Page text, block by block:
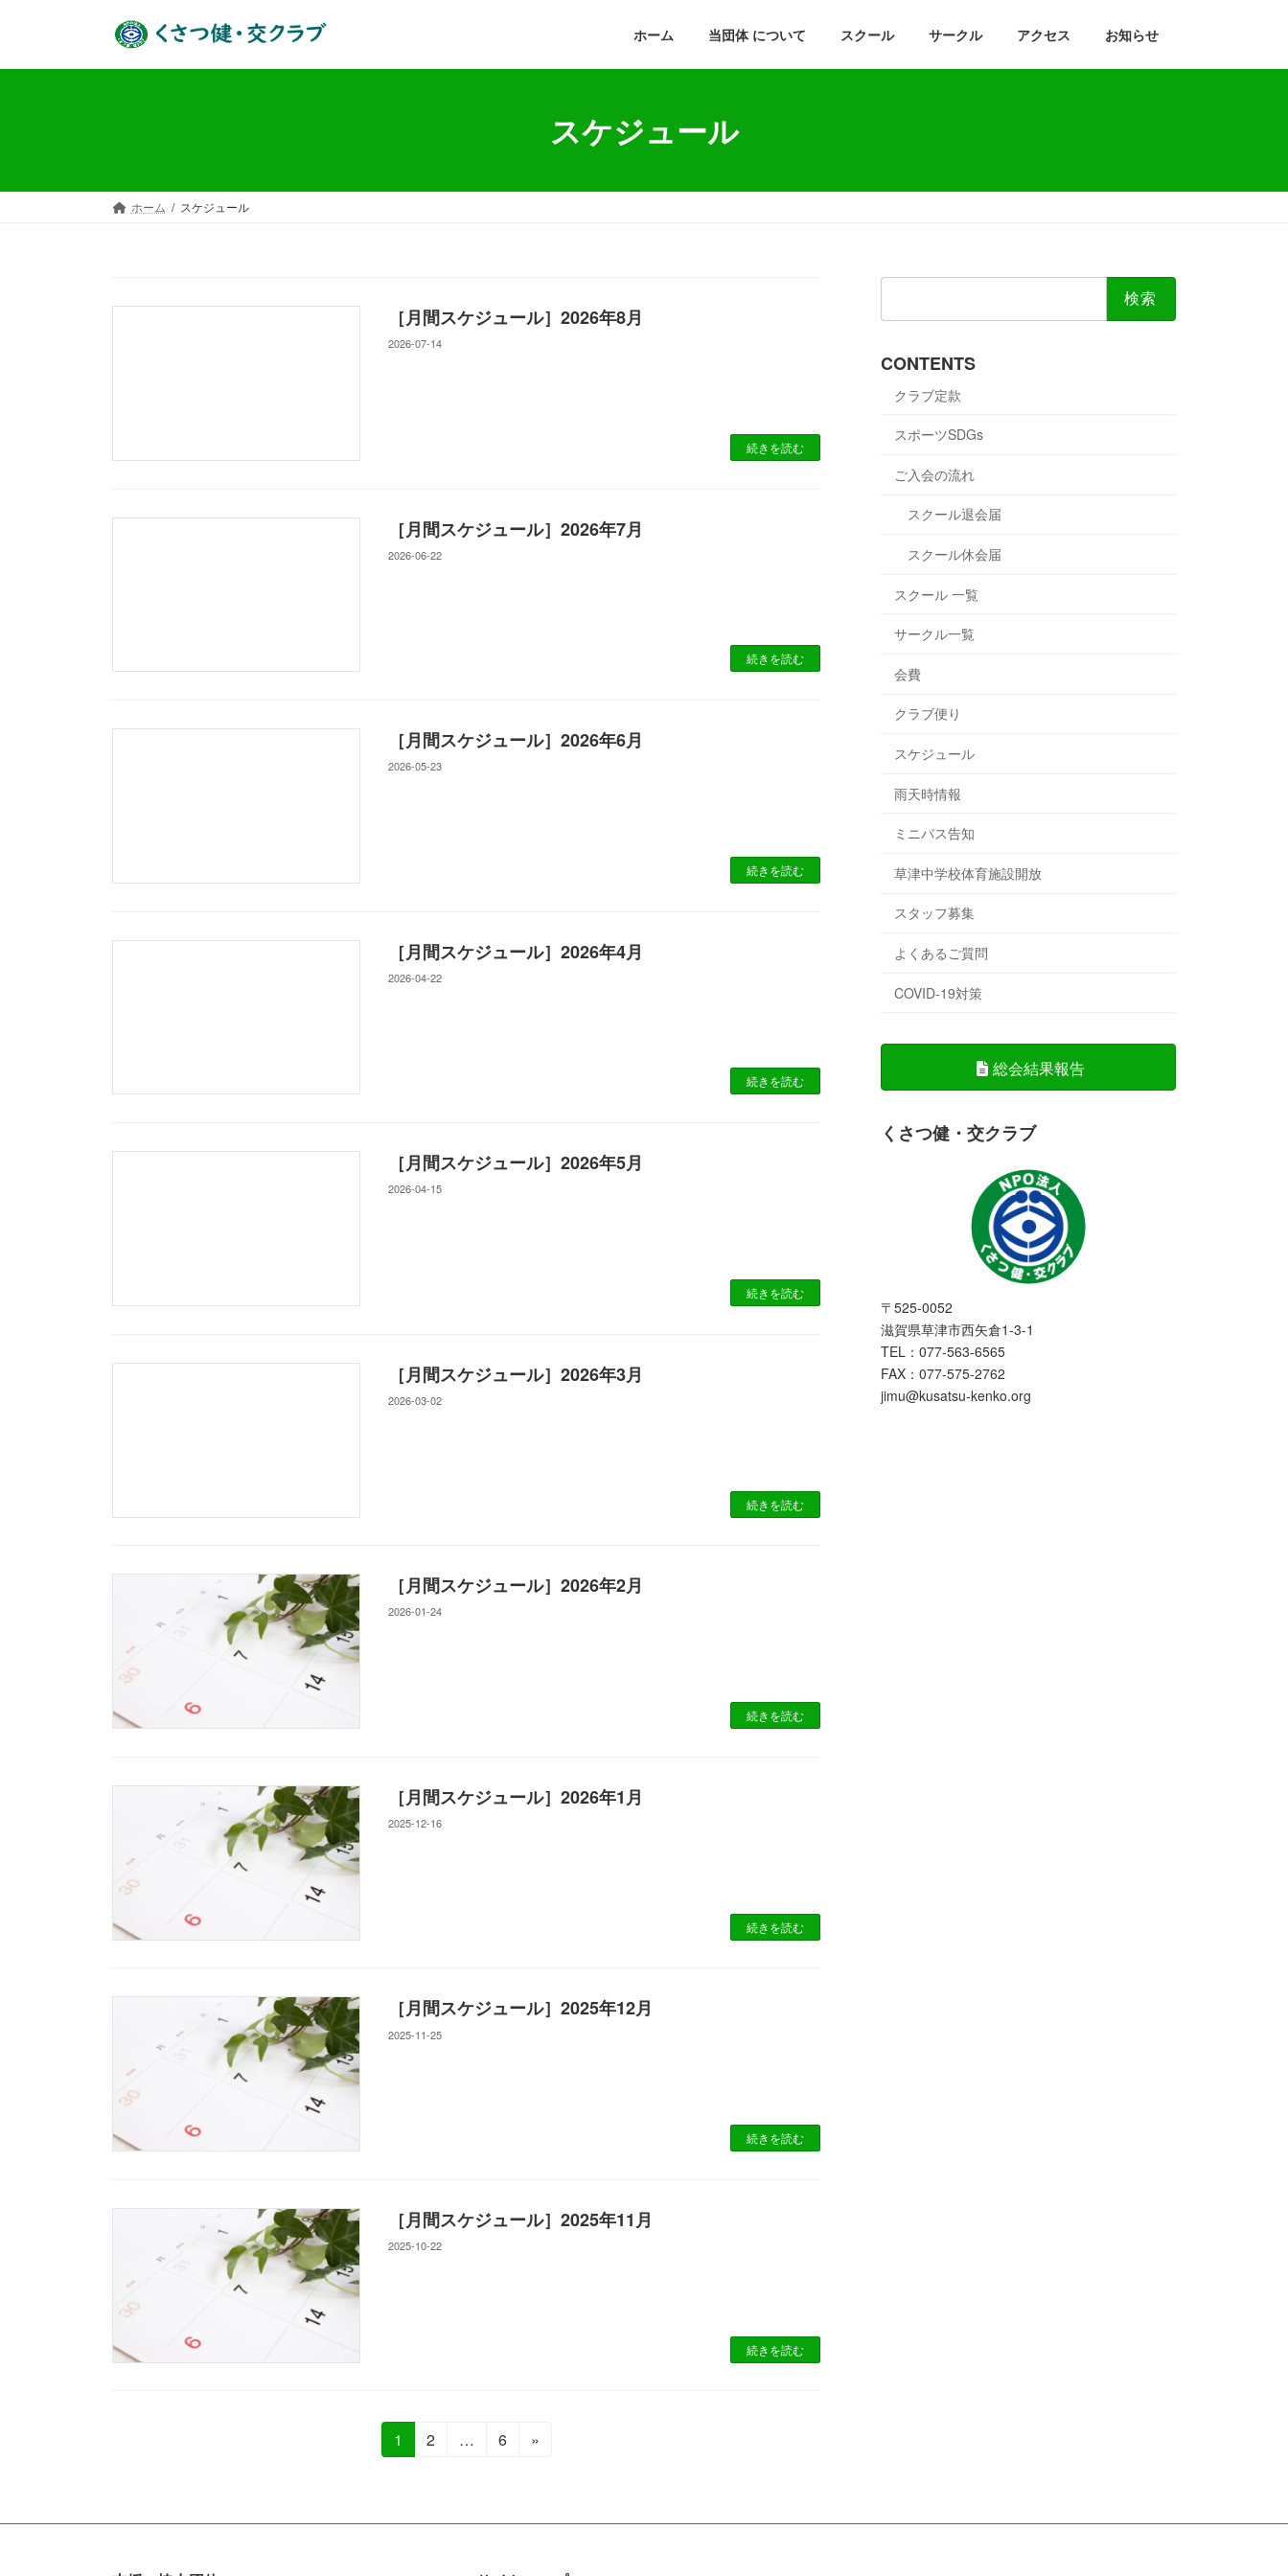
ッ
移
ホーム 当団体 について スクール サークル アクセス お知らせ
スケジュール
ホーム スケジュール
［月間スケジュール］2026年8月
2026-07-14
続きを読む
［月間スケジュール］2026年7月
2026-06-22
続きを読む
［月間スケジュール］2026年6月
2026-05-23
続きを読む
［月間スケジュール］2026年4月
2026-04-22
続きを読む
［月間スケジュール］2026年5月
2026-04-15
続きを読む
［月間スケジュール］2026年3月
2026-03-02
続きを読む
［月間スケジュール］2026年2月
2026-01-24
続きを読む
［月間スケジュール］2026年1月
2025-12-16
続きを読む
［月間スケジュール］2025年12月
2025-11-25
続きを読む
［月間スケジュール］2025年11月
2025-10-22
続きを読む
の
固
定
ジ
1
固
ジ
2 …
固
ジ
6 »
CONTENTS
クラブ定款
スポーツSDGs
ご入会の流れ
スクール退会届
スクール休会届
スクール 一覧
サークル一覧
会費
クラブ便り
スケジュール
雨天時情報
ミニバス告知
草津中学校体育施設開放
スタッフ募集
よくあるご質問
COVID-19対策
総会結果報告
くさつ健・交クラブ
〒525-0052
滋賀県草津市西矢倉1-3-1
TEL：077-563-6565
FAX：077-575-2762
jimu@kusatsu-kenko.org